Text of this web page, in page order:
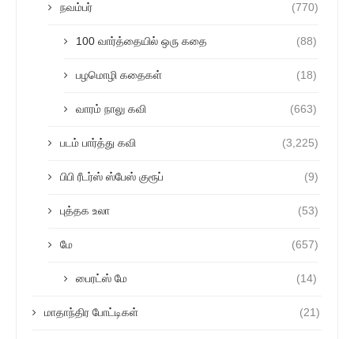
நவம்பர் (770)
100 வார்த்தையில் ஒரு கதை (88)
பழமொழி கதைகள் (18)
வாரம் நாலு கவி (663)
படம் பார்த்து கவி (3,225)
பிபி ரீடர்ஸ் ஸ்பேஸ் குரூப் (9)
புத்தக உலா (53)
மே (657)
பைரட்ஸ் மே (14)
மாதாந்திர போட்டிகள் (21)